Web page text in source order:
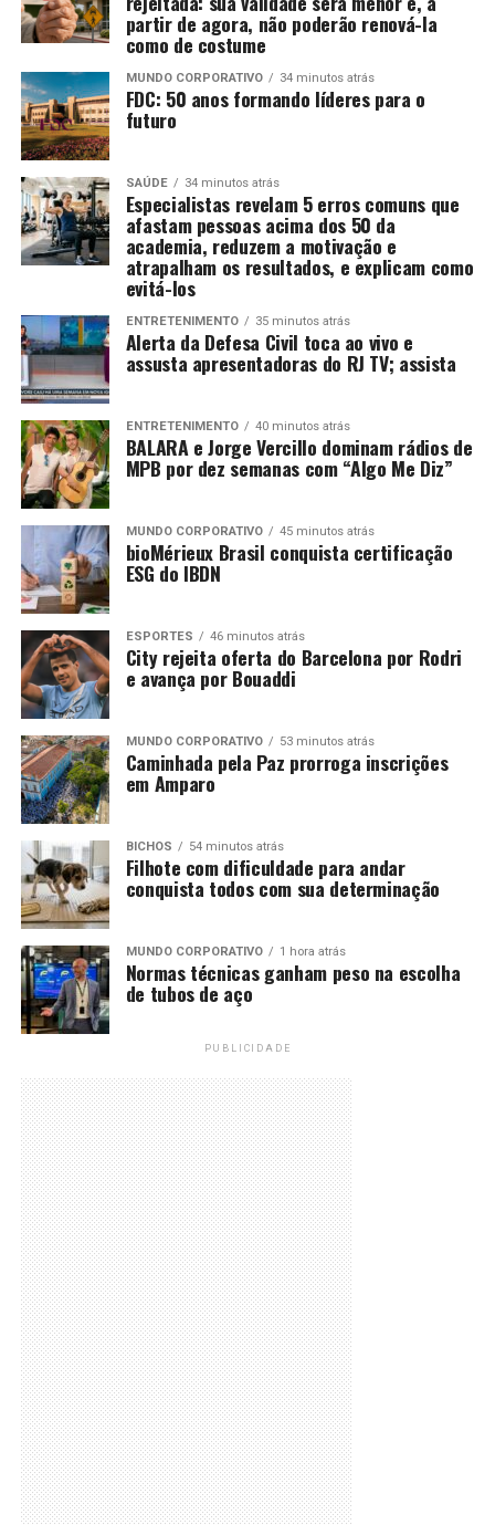
partir de agora, não poderão renová-la
como de costume
MUNDO CORPORATIVO 34 minutos atrás
FDC: 50 anos formando líderes para o
futuro
SAÚDE 34 minutos atrás
Especialistas revelam 5 erros comuns que
afastam pessoas acima dos 50 da
academia, reduzem a motivação e
atrapalham os resultados, e explicam como
evitá-los
ENTRETENIMENTO 35 minutos atrás
Alerta da Defesa Civil toca ao vivo e
assusta apresentadoras do RJ TV; assista
ENTRETENIMENTO 40 minutos atrás
BALARA e Jorge Vercillo dominam rádios de
MPB por dez semanas com “Algo Me Diz”
MUNDO CORPORATIVO 45 minutos atrás
bioMérieux Brasil conquista certificação
ESG do IBDN
ESPORTES 46 minutos atrás
City rejeita oferta do Barcelona por Rodri
e avança por Bouaddi
MUNDO CORPORATIVO 53 minutos atrás
Caminhada pela Paz prorroga inscrições
em Amparo
BICHOS 54 minutos atrás
Filhote com dificuldade para andar
conquista todos com sua determinação
MUNDO CORPORATIVO 1 hora atrás
Normas técnicas ganham peso na escolha
de tubos de aço
PUBLICIDADE